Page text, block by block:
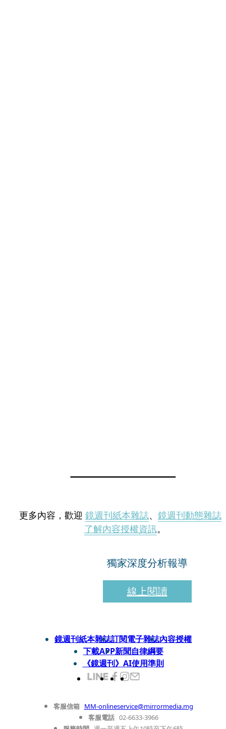
更多內容，歡迎 鏡週刊紙本雜誌、 鏡週刊動態雜誌
了解內容授權資訊。
獨家深度分析報導
線上閱讀
鏡週刊紙本雜誌訂閱電子雜誌內容授權
下載APP新聞自律綱要
《鏡週刊》AI使用準則
客服信箱 MM-onlineservice@mirrormedia.mg
客服電話 02-6633-3966